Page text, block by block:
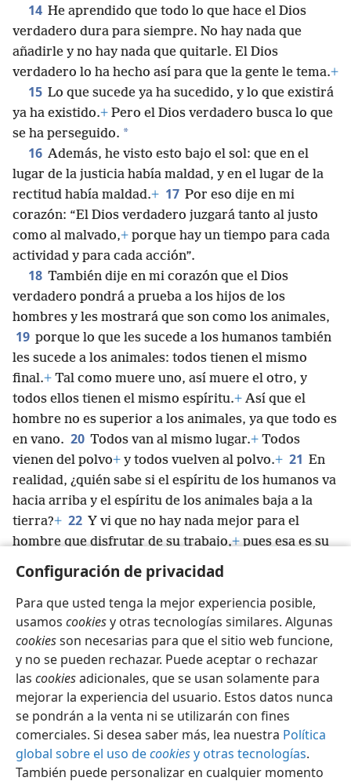
Configuración de privacidad
Para que usted tenga la mejor experiencia posible,
usamos cookiesy otras tecnologías similares. Algunas
cookiesson necesarias para que el sitio web funcione,
y no se pueden rechazar. Puede aceptar o rechazar
las cookiesadicionales, que se usan solamente para
mejorar la experiencia del usuario. Estos datos nunca
se pondrán a la venta ni se utilizarán con fines
comerciales. Si desea saber más, lea nuestra Política
global sobre el uso decookiesy otras tecnologías.
También puede personalizar en cualquier momento
14 He aprendido que todo lo que hace el Dios
verdadero dura para siempre. No hay nada que
añadirle y no hay nada que quitarle. El Dios
verdadero lo ha hecho así para que la gente le tema.+
15 Lo que sucede ya ha sucedido, y lo que existirá
ya ha existido.+ Pero el Dios verdadero busca lo que
se ha perseguido. *
16 Además, he visto esto bajo el sol: que en el
lugar de la justicia había maldad, y en el lugar de la
rectitud había maldad.+ 17 Por eso dije en mi
corazón: “El Dios verdadero juzgará tanto al justo
como al malvado,+ porque hay un tiempo para cada
actividad y para cada acción”.
18 También dije en mi corazón que el Dios
verdadero pondrá a prueba a los hijos de los
hombres y les mostrará que son como los animales,
19 porque lo que les sucede a los humanos también
les sucede a los animales: todos tienen el mismo
final.+ Tal como muere uno, así muere el otro, y
todos ellos tienen el mismo espíritu.+ Así que el
hombre no es superior a los animales, ya que todo es
en vano. 20 Todos van al mismo lugar.+ Todos
vienen del polvo+ y todos vuelven al polvo.+ 21 En
realidad, ¿quién sabe si el espíritu de los humanos va
hacia arriba y el espíritu de los animales baja a la
tierra?+ 22 Y vi que no hay nada mejor para el
hombre que disfrutar de su trabajo,+pues esa es su
recompensa.
* Porque ¿quién puede hacerle ver lo
que pasará cuando él ya no esté?
Español Compartir Configuración
Copyright © 2026 Watch Tower Bible and Tract Society of Pennsylvania
Condiciones de uso
Política de privacidad
Configuración de privacidad
JW.ORG Iniciar sesión